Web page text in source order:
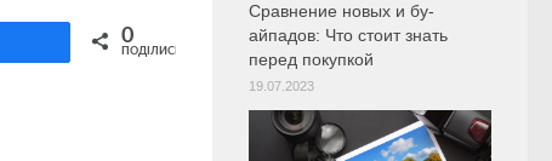
Share on Twitter 0
ПОДІЛИСЬ
Сравнение новых и бу-
айпадов: Что стоит знать
перед покупкой
19.07.2023